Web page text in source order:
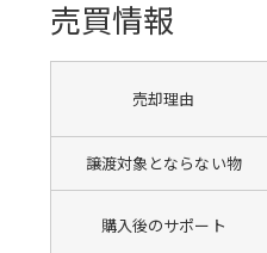
売買情報
売却理由
譲渡対象とならない物
購入後のサポート